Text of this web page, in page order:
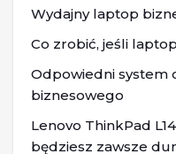
Wydajny laptop
Co zrobić, jeśli
Odpowiedni system
biznesowego
Lenovo ThinkPad
będziesz zawsze